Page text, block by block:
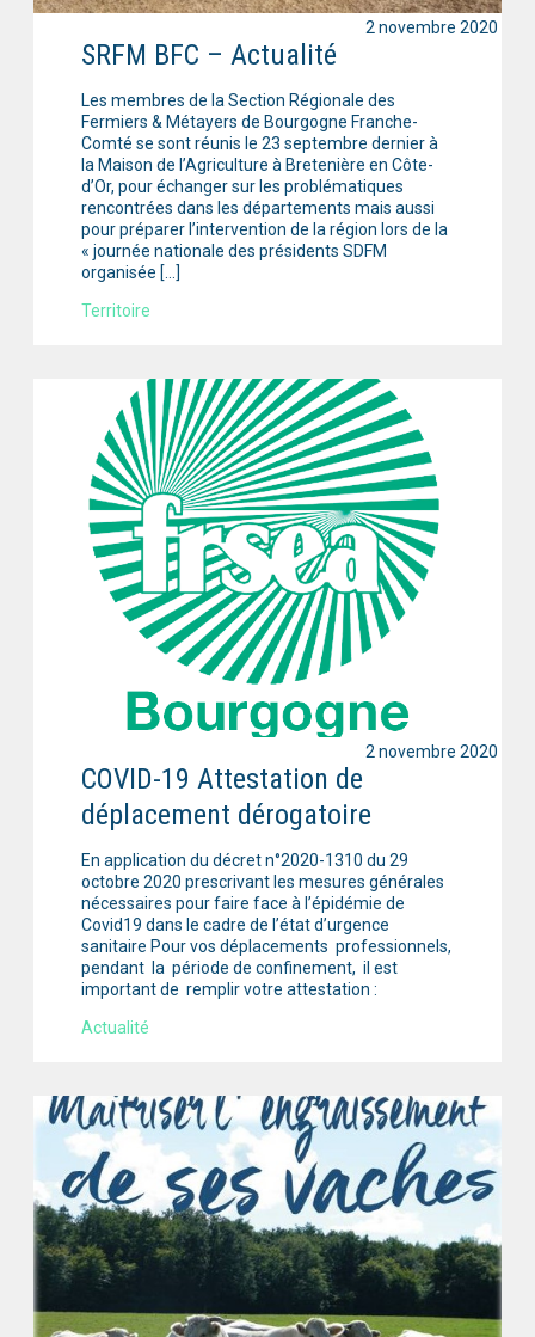
SRFM BFC – Actualité
Les membres de la Section Régionale des
Fermiers & Métayers de Bourgogne Franche-
Comté se sont réunis le 23 septembre dernier à
la Maison de l’Agriculture à Bretenière en Côte-
d’Or, pour échanger sur les problématiques
rencontrées dans les départements mais aussi
pour préparer l’intervention de la région lors de la
« journée nationale des présidents SDFM
organisée […]
Territoire
2 novembre 2020
COVID-19 Attestation de
déplacement dérogatoire
En application du décret n°2020-1310 du 29
octobre 2020 prescrivant les mesures générales
nécessaires pour faire face à l’épidémie de
Covid19 dans le cadre de l’état d’urgence
sanitaire Pour vos déplacements professionnels,
pendant la période de confinement, il est
important de remplir votre attestation :
Actualité
2 novembre 2020